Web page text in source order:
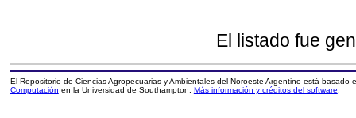
El listado fue
El Repositorio de Ciencias Agropecuarias y Ambientales del Noroeste Argentino está basado
Computación en la Universidad de Southampton. Más información y créditos del software